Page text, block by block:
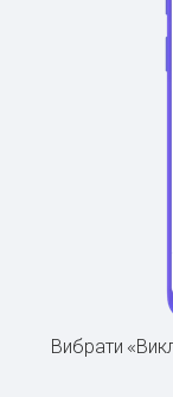
Вибрати